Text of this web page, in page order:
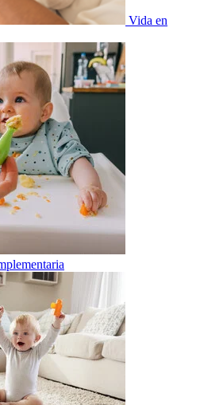
Vida en